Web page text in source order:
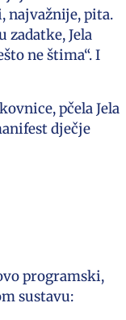
najvažnije, pita.
zadatke, Jela
ne štima“. I
pčela Jela
dječje
programski,
sustavu: